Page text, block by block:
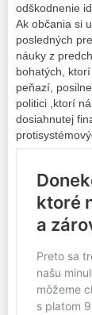
odškodnenie
Ak občania si
posledných
náuky z
bohatých,
peňazí,
politici ,ktorí
dosiahnutej